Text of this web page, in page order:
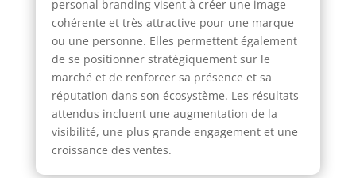
personal branding visent à créer une image
cohérente et très attractive pour une marque
ou une personne. Elles permettent également
de se positionner stratégiquement sur le
marché et de renforcer sa présence et sa
réputation dans son écosystème. Les résultats
attendus incluent une augmentation de la
visibilité, une plus grande engagement et une
croissance des ventes.